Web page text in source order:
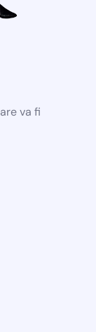
va fi